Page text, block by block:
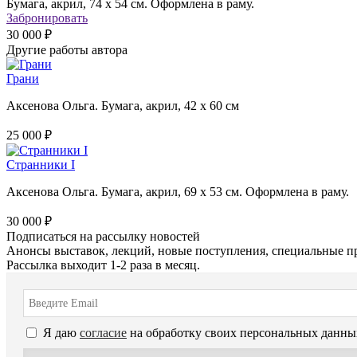
Бумага, акрил, 74 х 54 см. Оформлена в раму.
Забронировать
30 000 ₽
Другие работы автора
Грани
Аксенова Ольга. Бумага, акрил, 42 х 60 см
25 000 ₽
Странники I
Аксенова Ольга. Бумага, акрил, 69 х 53 см. Оформлена в раму.
30 000 ₽
Подписаться на рассылку новостей
Анонсы выставок, лекций, новые поступления, специальные
Рассылка выходит 1-2 раза в месяц.
Я даю согласие на обработку своих персональных